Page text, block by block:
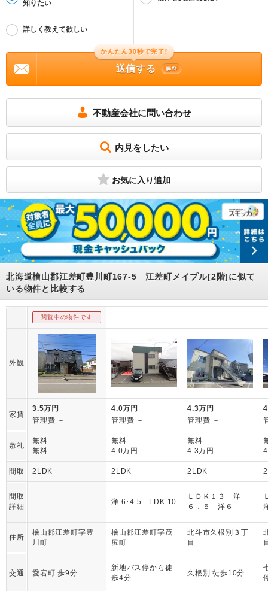
物件管理番号
100322589817
※お問い合わせの際には、担当者へ物件管理番号をお伝えください。
物件の所在地 : 北海道檜山郡江差町字豊川町 / 交通の利便 : 函館バス/愛宕町 歩9分
/ 面積 : 40.05m² / 築年月 : 1993年11月 / 賃料 : 3.5万円 / 管理費又は共益費等 :
－ / 礼金等 : 無料 / 敷金 : 無料、保証金等 : －、 償却、敷引 : － / 住宅総合保険等
の損害保険料 : - / その他 : 単身者可/二人入居可/子供可/ペット相談/楽器相談/事務
所利用相談/ルームシェア相談/フリーレント3ヶ月 / 駐車場 : 付無料
礼金・敷金なし 駐車場無料
（公社）東京都宅地建物取引業協会会員
知りたい
詳しく教えて欲しい
かんたん30秒で完了!
送信する 無料
不動産会社に問い合わせ
内見をしたい
お気に入り追加
北海道檜山郡江差町豊川町167-5 江差町メイプル[2階]に似て
いる物件と比較する
閲覧中の物件です
外観
家賃
3.5万円
管理費 －
4.0万円
管理費 －
4.3万円
管理費 －
敷礼
無料
無料
無料
4.0万円
無料
4.3万円
間取 2LDK 2LDK 2LDK
間取
詳細
－ 洋 6･4.5 LDK 10
ＬＤＫ１３ 洋
６．５ 洋６
住所
檜山郡江差町字豊
川町
檜山郡江差町字茂
尻町
北斗市久根別３丁
目
交通 愛宕町 歩9分
新地バス停から徒
歩4分
久根別 徒歩10分